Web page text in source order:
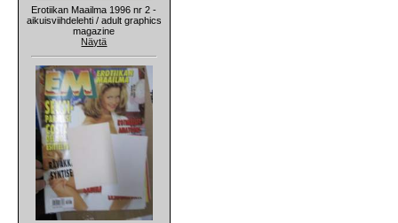
Erotiikan Maailma 1996 nr 2 -
aikuisviihdelehti / adult graphics
magazine
Näytä